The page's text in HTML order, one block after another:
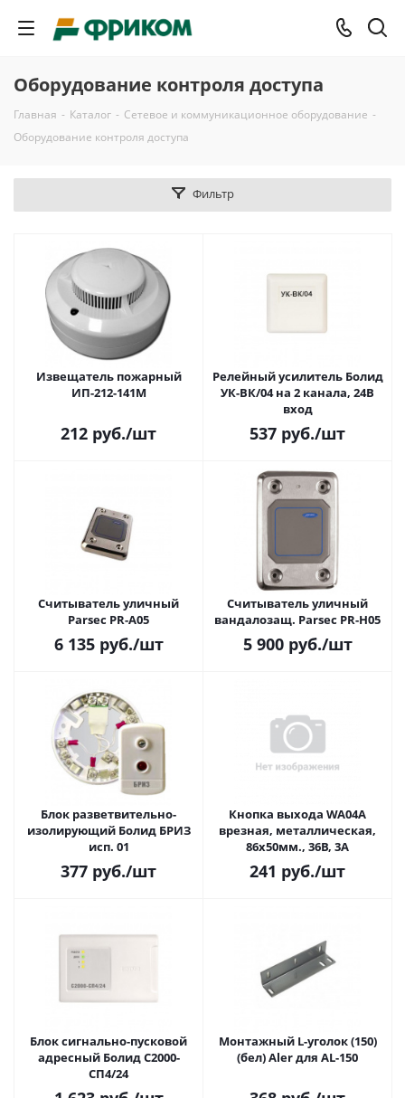
Оборудование контроля доступа
Главная - Каталог - Сетевое и коммуникационное оборудование -
Оборудование контроля доступа
Фильтр
Извещатель пожарный
ИП-212-141М
212 руб./шт
Релейный усилитель Болид
УК-ВК/04 на 2 канала, 24В
вход
537 руб./шт
Считыватель уличный
Parsec PR-A05
6 135руб./шт
Считыватель уличный
вандалозащ. Parsec PR-H05
5 900руб./шт
Блок разветвительно-
изолирующий Болид БРИЗ
исп. 01
377 руб./шт
Кнопка выхода WA04A
врезная, металлическая,
86х50мм., 36В, 3А
241 руб./шт
Блок сигнально-пусковой
адресный Болид С2000-
СП4/24
Монтажный L-уголок (150)
(бел) Aler для AL-150